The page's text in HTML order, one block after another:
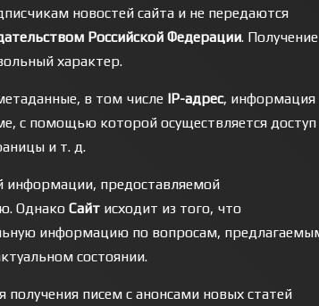
новостей сайта и не передаются
Российской Федерации. Получение
характер.
в том числе IР-адрес, информация
с помощью которой осуществляется доступ
и т. д.
информации, предоставляемой
Однако Сайт исходит из того, что
информацию по вопросам,
состоянии.
писем с анонсами новых статей